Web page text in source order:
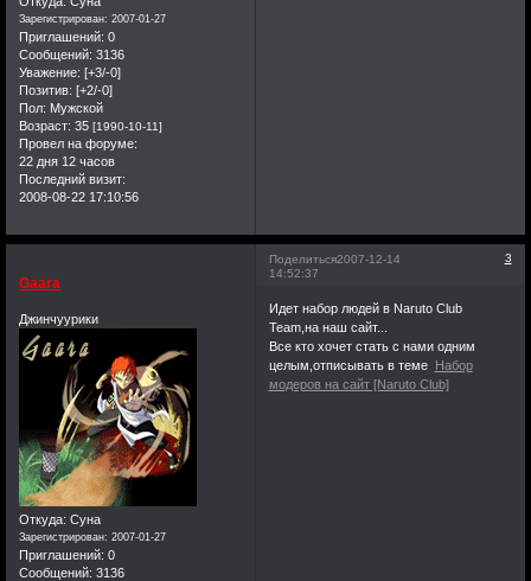
Зарегистрирован: 2007-01-27
Приглашений: 0
Сообщений: 3136
Уважение: [+3/-0]
Позитив: [+2/-0]
Пол: Мужской
Возраст: 35[1990-10-11]
Провел на форуме:
22 дня 12 часов
Последний визит:
2008-08-22 17:10:56
Поделиться 3
2007-12-14
14:52:37
Gaara
Джинчуурики
Откуда: Суна
Зарегистрирован: 2007-01-27
Приглашений: 0
Сообщений: 3136
Идет набор людей в Naruto Club
Team,на наш сайт...
Все кто хочет стать с нами одним
целым,отписывать в теме Набор
модеров на сайт [Naruto Club]